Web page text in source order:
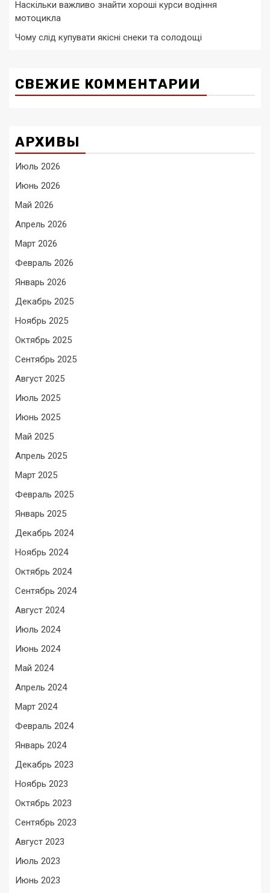
Наскільки важливо знайти хороші курси водіння
мотоцикла
Чому слід купувати якісні снеки та солодощі
СВЕЖИЕ КОММЕНТАРИИ
АРХИВЫ
Июль 2026
Июнь 2026
Май 2026
Апрель 2026
Март 2026
Февраль 2026
Январь 2026
Декабрь 2025
Ноябрь 2025
Октябрь 2025
Сентябрь 2025
Август 2025
Июль 2025
Июнь 2025
Май 2025
Апрель 2025
Март 2025
Февраль 2025
Январь 2025
Декабрь 2024
Ноябрь 2024
Октябрь 2024
Сентябрь 2024
Август 2024
Июль 2024
Июнь 2024
Май 2024
Апрель 2024
Март 2024
Февраль 2024
Январь 2024
Декабрь 2023
Ноябрь 2023
Октябрь 2023
Сентябрь 2023
Август 2023
Июль 2023
Июнь 2023